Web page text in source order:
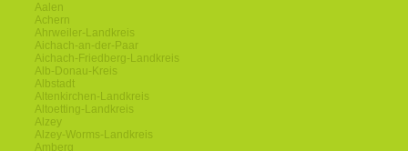
Aalen
Achern
Ahrweiler-Landkreis
Aichach-an-der-Paar
Aichach-Friedberg-Landkreis
Alb-Donau-Kreis
Albstadt
Altenkirchen-Landkreis
Altoetting-Landkreis
Alzey
Alzey-Worms-Landkreis
Amberg